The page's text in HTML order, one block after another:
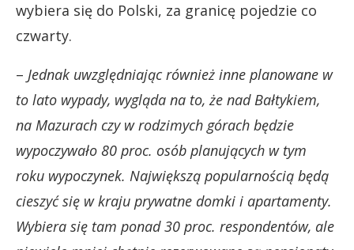
wybiera się do Polski, za granicę pojedzie co
czwarty.
– Jednak uwzględniając również inne planowane w
to lato wypady, wygląda na to, że nad Bałtykiem,
na Mazurach czy w rodzimych górach będzie
wypoczywało 80 proc. osób planujących w tym
roku wypoczynek. Największą popularnością będą
cieszyć się w kraju prywatne domki i apartamenty.
Wybiera się tam ponad 30 proc. respondentów, ale